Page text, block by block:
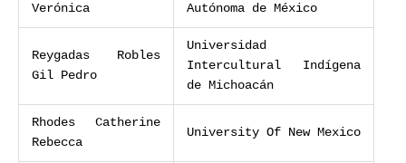
Verónica
Autónoma de México
Reygadas Robles
Gil Pedro
Universidad
Intercultural Indígena
de Michoacán
Rhodes Catherine
Rebecca
University Of New Mexico